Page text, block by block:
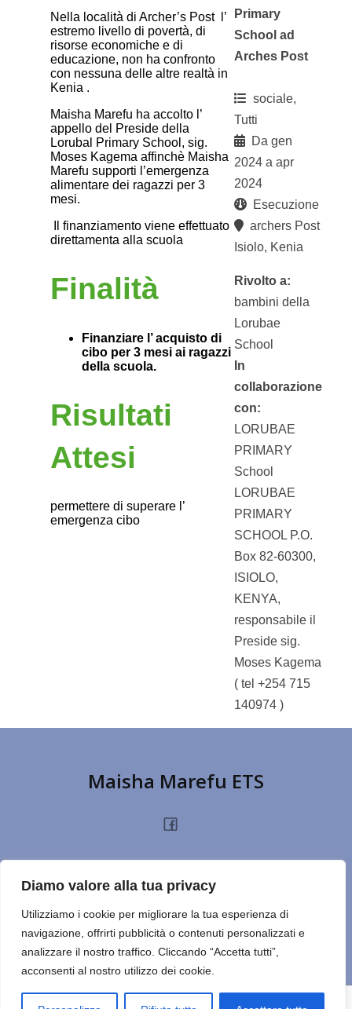
Diamo valore alla tua privacy
Utilizziamo i cookie per migliorare la tua esperienza di
navigazione, offrirti pubblicità o contenuti personalizzati e
analizzare il nostro traffico. Cliccando “Accetta tutti”,
acconsenti al nostro utilizzo dei cookie.
Nella località di Archer’s Post
l’
estremo livello di povertà, di
risorse economiche e di
educazione, non ha confronto
con nessuna delle altre realtà in
Kenia .
Maisha Marefu ha accolto l’
appello del Preside della
Lorubal Primary School, sig.
Moses Kagema affinchè Maisha
Marefu supporti l’emergenza
alimentare dei ragazzi per 3
mesi.
Il finanziamento viene effettuato
direttamenta alla scuola
Finalità
Finanziare l’ acquisto di
cibo per 3 mesi ai ragazzi
della scuola.
Risultati
Attesi
permettere di superare l’
emergenza cibo
Primary
School ad
Arches Post
sociale,
Tutti
Da gen
2024 a apr
2024
Esecuzione
archers Post
Isiolo, Kenia
Rivolto a:
bambini della
Lorubae
School
In
collaborazione
con:
LORUBAE
PRIMARY
School
LORUBAE
PRIMARY
SCHOOL P.O.
Box 82-60300,
ISIOLO,
KENYA,
responsabile il
Preside sig.
Moses Kagema
( tel +254 715
140974 )
Maisha Marefu ETS
HOMECHI SIAMOPROGETTINOTIZIEPRIVACY POLICY
TERMINI D’USOCONTATTIREPORT CERCA SUL SITONOTE
ULTIMO ESERCIZIO
© 2026 Maisha Marefu ETS. Created for free using WordPress
andKubio